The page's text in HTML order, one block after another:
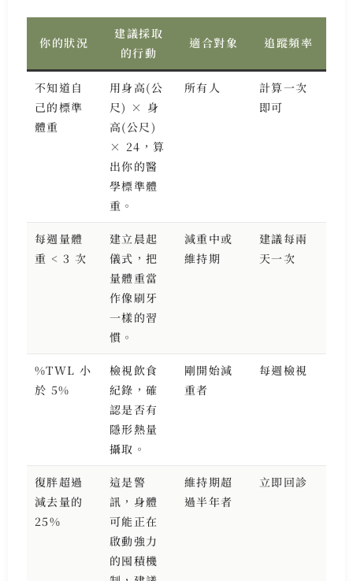
你的狀況
建議採取
的行動
適合對象 追蹤頻率
不知道自
己的標準
體重
用身高(公
尺) × 身
高(公尺)
× 24，算
出你的醫
學標準體
重。
所有人
計算一次
即可
每週量體
重 < 3 次
建立晨起
儀式，把
量體重當
作像刷牙
一樣的習
慣。
減重中或
維持期
建議每兩
天一次
%TWL 小
於 5%
檢視飲食
紀錄，確
認是否有
隱形熱量
攝取。
剛開始減
重者
每週檢視
復胖超過
減去量的
25%
這是警
訊，身體
可能正在
啟動強力
的囤積機
維持期超
過半年者
立即回診